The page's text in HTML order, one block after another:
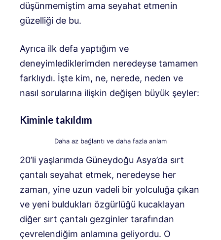
düşünmemiştim ama seyahat etmenin
güzelliği de bu.
Ayrıca ilk defa yaptığım ve
deneyimlediklerimden neredeyse tamamen
farklıydı. İşte kim, ne, nerede, neden ve
nasıl sorularına ilişkin değişen büyük şeyler:
Kiminle takıldım
Daha az bağlantı ve daha fazla anlam
20’li yaşlarımda Güneydoğu Asya’da sırt
çantalı seyahat etmek, neredeyse her
zaman, yine uzun vadeli bir yolculuğa çıkan
ve yeni buldukları özgürlüğü kucaklayan
diğer sırt çantalı gezginler tarafından
çevrelendiğim anlamına geliyordu. O